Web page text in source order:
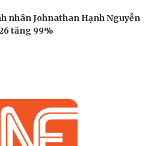
nhân Johnathan Hạnh Nguyễn
tăng 99%